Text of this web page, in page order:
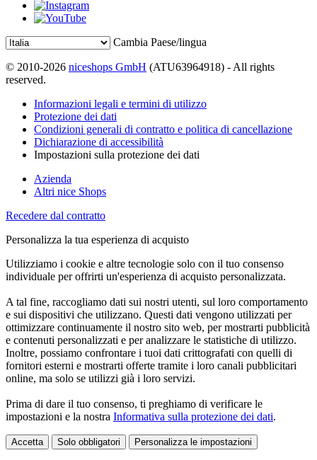
Cambia Paese/lingua
© 2010-2026 niceshops GmbH (ATU63964918) - All rights
reserved.
Informazioni legali e termini di utilizzo
Protezione dei dati
Condizioni generali di contratto e politica di cancellazione
Dichiarazione di accessibilità
Impostazioni sulla protezione dei dati
Azienda
Altri nice Shops
Recedere dal contratto
Personalizza la tua esperienza di acquisto
Utilizziamo i cookie e altre tecnologie solo con il tuo consenso
individuale per offrirti un'esperienza di acquisto personalizzata.
A tal fine, raccogliamo dati sui nostri utenti, sul loro comportamento
e sui dispositivi che utilizzano. Questi dati vengono utilizzati per
ottimizzare continuamente il nostro sito web, per mostrarti pubblicità
e contenuti personalizzati e per analizzare le statistiche di utilizzo.
Inoltre, possiamo confrontare i tuoi dati crittografati con quelli di
fornitori esterni e mostrarti offerte tramite i loro canali pubblicitari
online, ma solo se utilizzi già i loro servizi.
Prima di dare il tuo consenso, ti preghiamo di verificare le
impostazioni e la nostra Informativa sulla protezione dei dati.
Accetta Solo obbligatori Personalizza le impostazioni